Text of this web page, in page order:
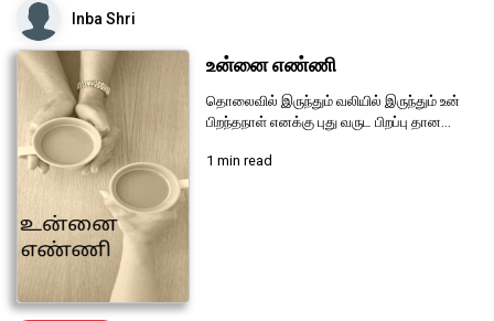
Inba Shri
உன்னை எண்ணி
தொலைவில் இருந்தும் வலியில் இருந்தும் உன்
பிறந்தநாள் எனக்கு புது வருட பிறப்பு தான...
1 min read